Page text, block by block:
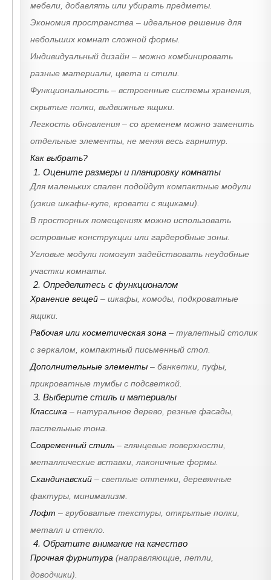
мебели, добавлять или убирать предметы.
Экономия пространства – идеальное решение для
небольших комнат сложной формы.
Индивидуальный дизайн – можно комбинировать
разные материалы, цвета и стили.
Функциональность – встроенные системы хранения,
скрытые полки, выдвижные ящики.
Легкость обновления – со временем можно заменить
отдельные элементы, не меняя весь гарнитур.
Как выбрать?
1. Оцените размеры и планировку комнаты
Для маленьких спален подойдут компактные модули
(узкие шкафы-купе, кровати с ящиками).
В просторных помещениях можно использовать
островные конструкции или гардеробные зоны.
Угловые модули помогут задействовать неудобные
участки комнаты.
2. Определитесь с функционалом
Хранение вещей – шкафы, комоды, подкроватные
ящики.
Рабочая или косметическая зона – туалетный столик
с зеркалом, компактный письменный стол.
Дополнительные элементы – банкетки, пуфы,
прикроватные тумбы с подсветкой.
3. Выберите стиль и материалы
Классика – натуральное дерево, резные фасады,
пастельные тона.
Современный стиль – глянцевые поверхности,
металлические вставки, лаконичные формы.
Скандинавский – светлые оттенки, деревянные
фактуры, минимализм.
Лофт – грубоватые текстуры, открытые полки,
металл и стекло.
4. Обратите внимание на качество
Прочная фурнитура (направляющие, петли,
доводчики).